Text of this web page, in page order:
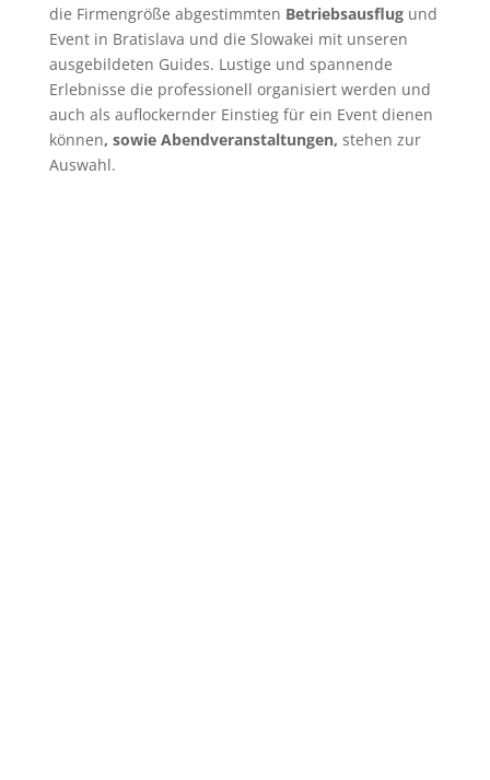
die Firmengröße abgestimmten Betriebsausflug und
Event in Bratislava und die Slowakei mit unseren
ausgebildeten Guides. Lustige und spannende
Erlebnisse die professionell organisiert werden und
auch als auflockernder Einstieg für ein Event dienen
können, sowie Abendveranstaltungen, stehen zur
Auswahl.